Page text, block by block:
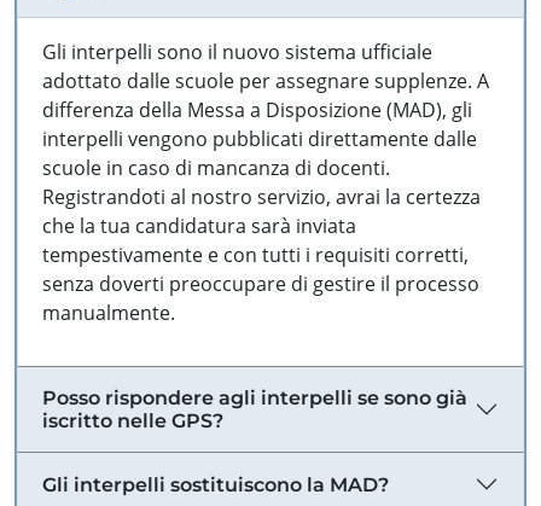
Gli interpelli sono il nuovo sistema ufficiale
adottato dalle scuole per assegnare supplenze. A
differenza della Messa a Disposizione (MAD), gli
interpelli vengono pubblicati direttamente dalle
scuole in caso di mancanza di docenti.
Registrandoti al nostro servizio, avrai la certezza
che la tua candidatura sarà inviata
tempestivamente e con tutti i requisiti corretti,
senza doverti preoccupare di gestire il processo
manualmente.
Posso rispondere agli interpelli se sono già
iscritto nelle GPS?
Gli interpelli sostituiscono la MAD?